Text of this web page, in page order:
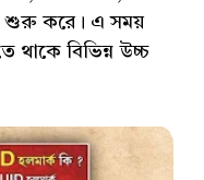
শুরু করে। এ সময়
থাকে বিভিন্ন উচ্চ